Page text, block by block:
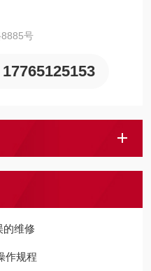
号
17765125153
的维修
作规程